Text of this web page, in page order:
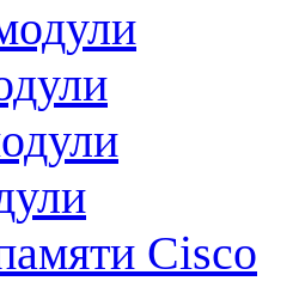
Cisco